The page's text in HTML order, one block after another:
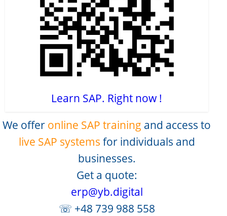
Learn SAP. Right now !
We offer online SAP training and access to
live SAP systems for individuals and
businesses.
Get a quote:
erp@yb.digital
☏ +48 739 988 558